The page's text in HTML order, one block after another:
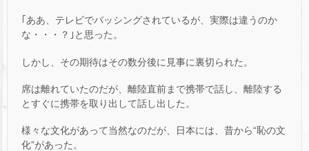
｢ああ、テレビでバッシングされているが、実際は違うのか
な・・・？｣と思った。
しかし、その期待はその数分後に見事に裏切られた。
席は離れていたのだが、離陸直前まで携帯で話し、離陸する
とすぐに携帯を取り出して話し出した。
様々な文化があって当然なのだが、日本には、昔から“恥の文
化”があった。